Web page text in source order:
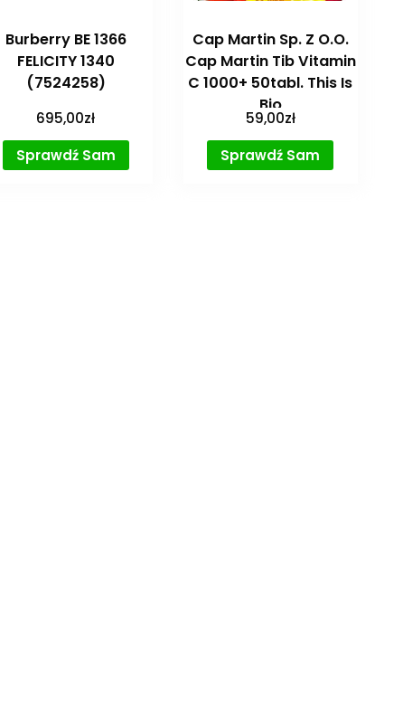
Burberry BE 1366
FELICITY 1340
(7524258)
695,00zł
Sprawdź Sam
Cap Martin Sp. Z O.O.
Cap Martin Tib Vitamin
C 1000+ 50tabl. This Is
Bio
59,00zł
Sprawdź Sam